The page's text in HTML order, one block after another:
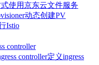
使用京东云文件服务
动态创建PV
Istio
controller
controller定义ingress